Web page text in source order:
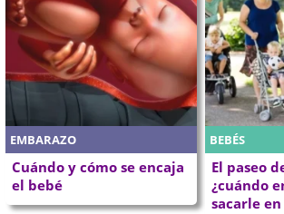
EMBARAZO
Cuándo y cómo se encaja
el bebé
BEBÉS
El paseo
¿cuándo
sacarle